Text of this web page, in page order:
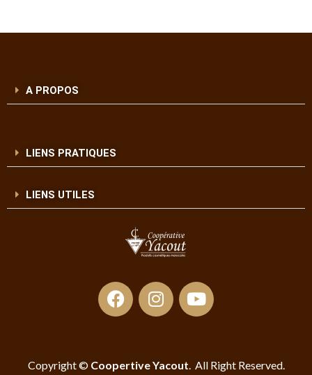
A PROPOS
LIENS PRATIQUES
LIENS UTILES
Copyright © Coopertive Yacout. All Right Reserved.